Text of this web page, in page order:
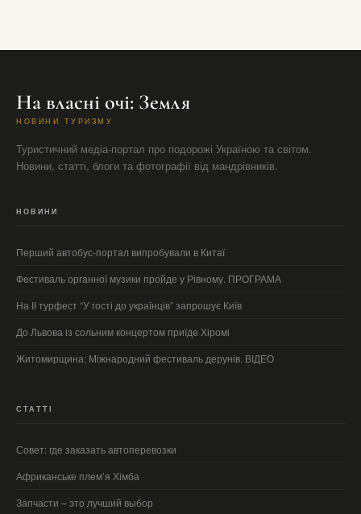
На власні очі: Земля
НОВИНИ ТУРИЗМУ
Туристичний медіа-портал про подорожі Україною та світом.
Новини, статті, блоги та фотографії від мандрівників.
НОВИНИ
Перший автобус-портал випробували в Китаї
Фестиваль органної музики пройде у Рівному. ПРОГРАМА
На ІІ турфест “У гості до українців” запрошує Київ
До Львова із сольним концертом приїде Хіромі
Житомирщина: Міжнародний фестиваль дерунів. ВІДЕО
СТАТТІ
Совет: где заказать автоперевозки
Африканське плем’я Хімба
Запчасти – это лучший выбор